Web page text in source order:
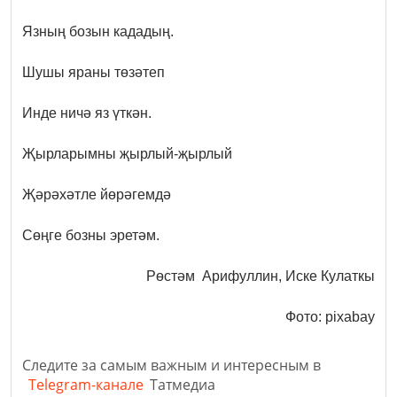
Язның бозын кададың.
Шушы яраны төзәтеп
Инде ничә яз үткән.
Җырларымны җырлый-җырлый
Җәрәхәтле йөрәгемдә
Сөңге бозны эретәм.
Рөстәм Арифуллин, Иске Кулаткы
Фото: pixabay
Следите за самым важным и интересным в
Telegram-канале Татмедиа